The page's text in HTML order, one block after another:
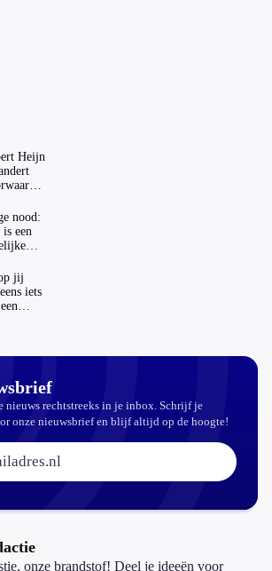
Heijn
dat
nood:
is een
jij
iets
nieuws rechtstreeks in je inbox. Schrijf je
onze nieuwsbrief en blijf altijd op de hoogte!
onze brandstof! Deel je ideeën voor